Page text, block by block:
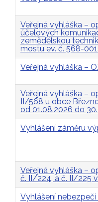
Veřejná vyhláška –
účelových
zemědělskou
mostu ev. č. 568-
Veřejná vyhláška –
Veřejná vyhláška –
II/568 u obce
od 01.08.2026 do
Vyhlášení záměru
Veřejná vyhláška –
č. II/224, a č. II/225
Vyhlášení nebezpečí